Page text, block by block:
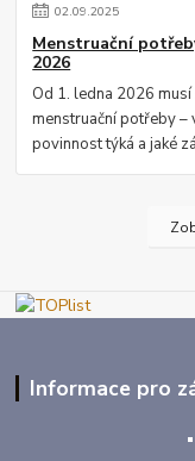
02.09.2025
Menstruační
2026
Od 1. ledna 2026
menstruační potřeby –
povinnost týká a jaké
Informace pro